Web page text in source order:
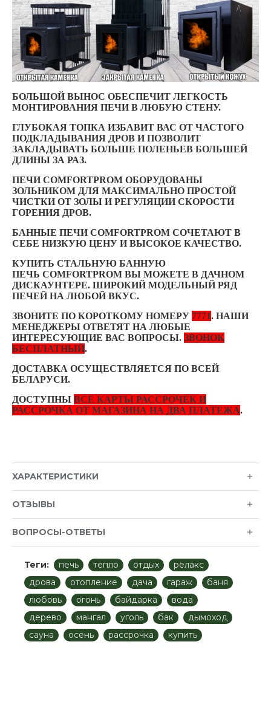
БОЛЬШОЙ ВЫНОС ОБЕСПЕЧИТ ЛЕГКОСТЬ
МОНТИРОВАНИЯ ПЕЧИ В ЛЮБУЮ СТЕНУ.
ГЛУБОКАЯ ТОПКА ИЗБАВИТ ВАС ОТ ЧАСТОГО
ПОДКЛАДЫВАНИЯ ДРОВ И ПОЗВОЛИТ
ЗАКЛАДЫВАТЬ БОЛЬШЕ ПОЛЕНЬЕВ БОЛЬШЕЙ
ДЛИНЫ ЗА РАЗ.
ПЕЧИ COMFORTPROM ОБОРУДОВАНЫ
ЗОЛЬНИКОМ ДЛЯ МАКСИМАЛЬНО ПРОСТОЙ
ЧИСТКИ ОТ ЗОЛЫ И РЕГУЛЯЦИИ СКОРОСТИ
ГОРЕНИЯ ДРОВ.
БАННЫЕ ПЕЧИ COMFORTPROM СОЧЕТАЮТ В
СЕБЕ НИЗКУЮ ЦЕНУ И ВЫСОКОЕ КАЧЕСТВО.
КУПИТЬ СТАЛЬНУЮ БАННУЮ
ПЕЧЬ COMFORTPROM ВЫ МОЖЕТЕ В ДАЧНОМ
ДИСКАУНТЕРЕ. ШИРОКИЙ МОДЕЛЬНЫЙ РЯД
ПЕЧЕЙ НА ЛЮБОЙ ВКУС.
ЗВОНИТЕ ПО КОРОТКОМУ НОМЕРУ 7771. НАШИ
МЕНЕДЖЕРЫ ОТВЕТЯТ НА ЛЮБЫЕ
ИНТЕРЕСУЮЩИЕ ВАС ВОПРОСЫ. ЗВОНОК
БЕСПЛАТНЫЙ.
ДОСТАВКА ОСУЩЕСТВЛЯЕТСЯ ПО ВСЕЙ
БЕЛАРУСИ.
ДОСТУПНЫ ВСЕ КАРТЫ РАССРОЧЕК И
РАССРОЧКА ОТ МАГАЗИНА НА ДВА ПЛАТЕЖА.
ХАРАКТЕРИСТИКИ
ОТЗЫВЫ
ВОПРОСЫ-ОТВЕТЫ
Теги: печь тепло отдых
релакс
дрова
отопление дача гараж
баня
любовь
огонь байдарка
вода
дерево
мангал уголь бак
дымоход
сауна
осень рассрочка купить